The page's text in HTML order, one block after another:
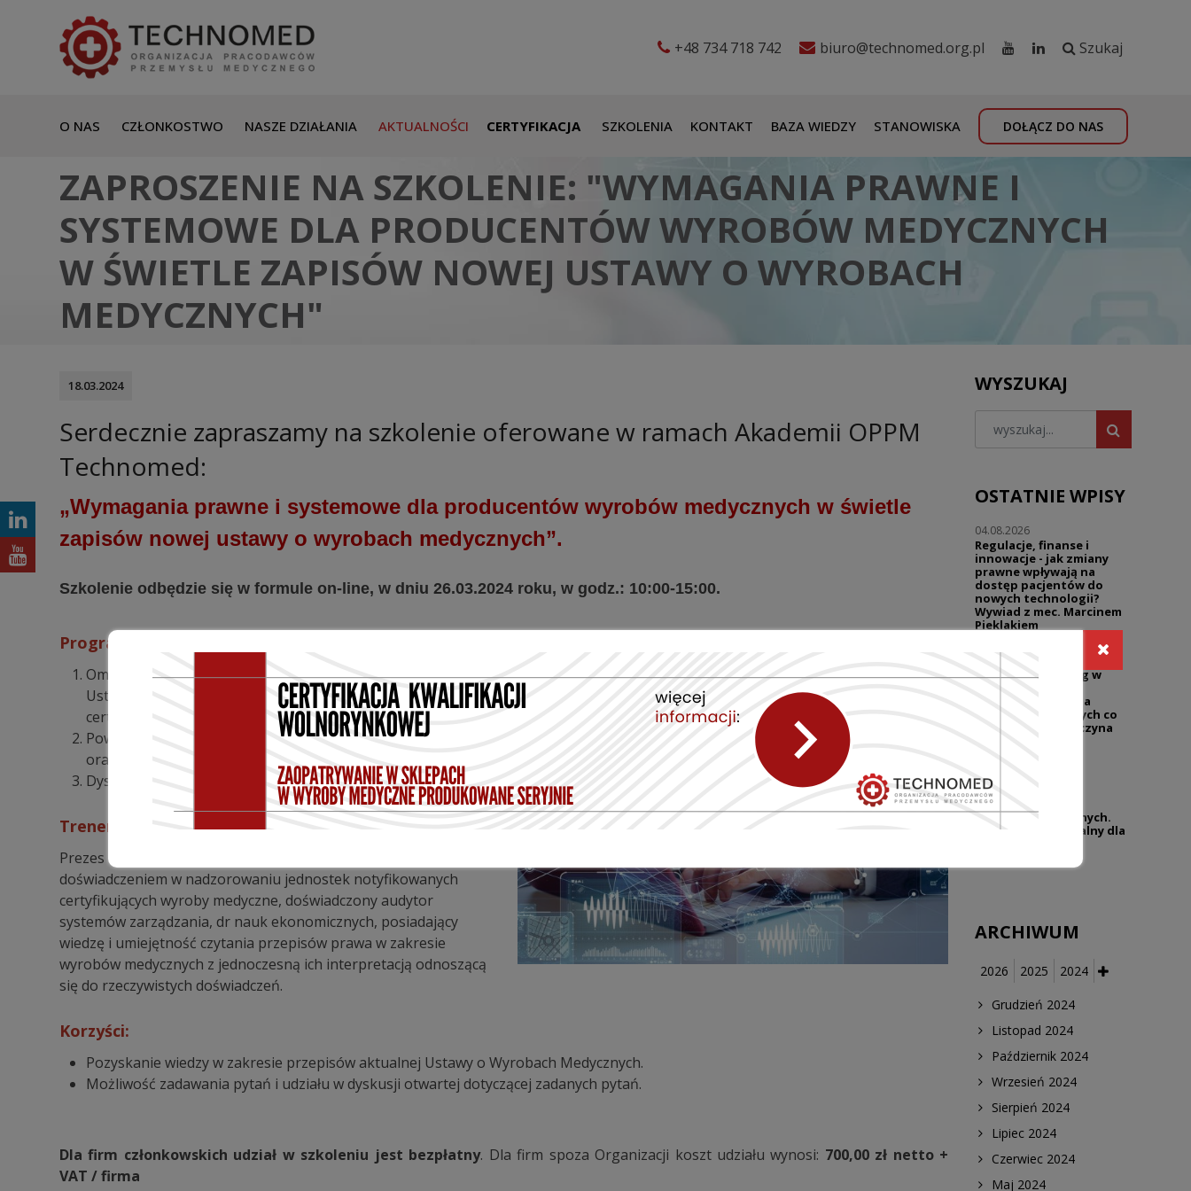
+48 734 718 742 biuro@technomed.org.pl Szukaj
O NAS CZŁONKOSTWO NASZE DZIAŁANIA AKTUALNOŚCI CERTYFIKACJA SZKOLENIA KONTAKT BAZA WIEDZY STANOWISKA DOŁĄCZ DO NAS
ZAPROSZENIE NA SZKOLENIE: "WYMAGANIA PRAWNE I
SYSTEMOWE DLA PRODUCENTÓW WYROBÓW MEDYCZNYCH
W ŚWIETLE ZAPISÓW NOWEJ USTAWY O WYROBACH
MEDYCZNYCH"
18.03.2024
Serdecznie zapraszamy na szkolenie oferowane w ramach Akademii OPPM
Technomed:
„Wymagania prawne i systemowe dla producentów wyrobów medycznych w świetle
zapisów nowej ustawy o wyrobach medycznych”.
Szkolenie odbędzie się w formule on-line, w dniu 26.03.2024 roku, w godz.: 10:00-15:00.
Program Szkolenia:
Omówienie przepisów prawnych wynikających z nowej
Ustawy o Wyrobach Medycznych z perspektywy jednostki
certyfikującej i notyfikowanej.
Powiązanie przepisów prawnych z wymaganiami MDR i IVDR
oraz ISO 13485:2016.
Dyskusja.
Trener Prowadzący:
Prezes Zarządu CeCert Sp. z o.o., osoba z wieloletnim
doświadczeniem w nadzorowaniu jednostek notyfikowanych
certyfikujących wyroby medyczne, doświadczony audytor
systemów zarządzania, dr nauk ekonomicznych, posiadający
wiedzę i umiejętność czytania przepisów prawa w zakresie
wyrobów medycznych z jednoczesną ich interpretacją odnoszącą
się do rzeczywistych doświadczeń.
Korzyści:
Pozyskanie wiedzy w zakresie przepisów aktualnej Ustawy o Wyrobach Medycznych.
Możliwość zadawania pytań i udziału w dyskusji otwartej dotyczącej zadanych pytań.
Dla firm członkowskich udział w szkoleniu jest bezpłatny. Dla firm spoza Organizacji koszt udziału wynosi: 700,00 zł netto +
VAT / firma
WYSZUKAJ
OSTATNIE WPISY
04.08.2026
Regulacje, finanse i
innowacje - jak zmiany
prawne wpływają na
dostęp pacjentów do
nowych technologii?
Wywiad z mec. Marcinem
Pieklakiem
Warsztaty | Dialog w
praktyka | Reklama
sklepów medycznych co
wolno, a gdzie zaczyna
27.07.2026
UZP przypomina o
niedozwolonych
klauzulach umownych.
Temat wciąż aktualny dla
ARCHIWUM
2026 2025
2024
Grudzień 2024
Listopad 2024
Październik 2024
Wrzesień 2024
Sierpień 2024
Lipiec 2024
Czerwiec 2024
Maj 2024